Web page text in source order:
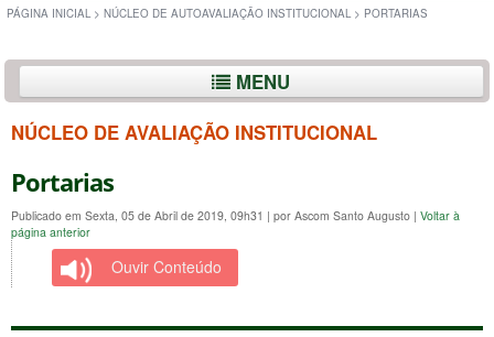
PÁGINA INICIAL > NÚCLEO DE AUTOAVALIAÇÃO INSTITUCIONAL > PORTARIAS
MENU
NÚCLEO DE AVALIAÇÃO INSTITUCIONAL
Portarias
Publicado em Sexta, 05 de Abril de 2019, 09h31 | por Ascom Santo Augusto | Voltar à
página anterior
Ouvir Conteúdo